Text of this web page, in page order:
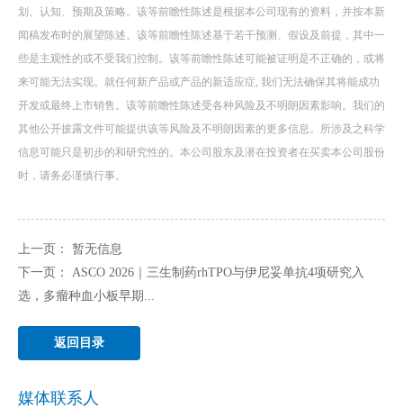
划、认知、预期及策略。该等前瞻性陈述是根据本公司现有的资料，并按本新
闻稿发布时的展望陈述。该等前瞻性陈述基于若干预测、假设及前提，其中一
些是主观性的或不受我们控制。该等前瞻性陈述可能被证明是不正确的，或将
来可能无法实现。就任何新产品或产品的新适应症, 我们无法确保其将能成功
开发或最终上市销售。该等前瞻性陈述受各种风险及不明朗因素影响。我们的
其他公开披露文件可能提供该等风险及不明朗因素的更多信息。所涉及之科学
信息可能只是初步的和研究性的。本公司股东及潜在投资者在买卖本公司股份
时，请务必谨慎行事。
上一页： 暂无信息
下一页： ASCO 2026｜三生制药rhTPO与伊尼妥单抗4项研究入
选，多瘤种血小板早期...
返回目录
媒体联系人